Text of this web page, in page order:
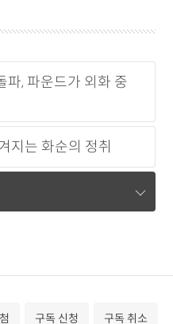
, 파운드가 외화 중
지는 화순의 정취
구독 신청 구독 취소